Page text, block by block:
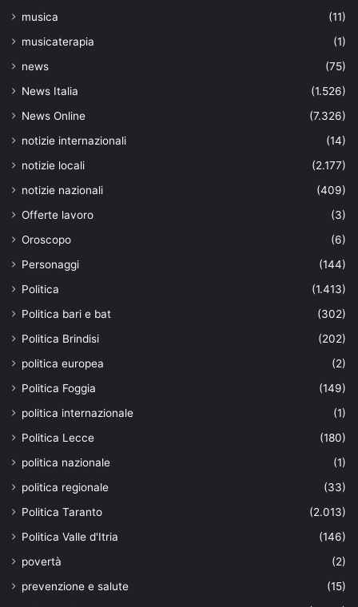
musica
(11)
musicaterapia
(1)
news
(75)
News Italia
(1.526)
News Online
(7.326)
notizie internazionali
(14)
notizie locali
(2.177)
notizie nazionali
(409)
Offerte lavoro
(3)
Oroscopo
(6)
Personaggi
(144)
Politica
(1.413)
Politica bari e bat
(302)
Politica Brindisi
(202)
politica europea
(2)
Politica Foggia
(149)
politica internazionale
(1)
Politica Lecce
(180)
politica nazionale
(1)
politica regionale
(33)
Politica Taranto
(2.013)
Politica Valle d'Itria
(146)
povertà
(2)
prevenzione e salute
(15)